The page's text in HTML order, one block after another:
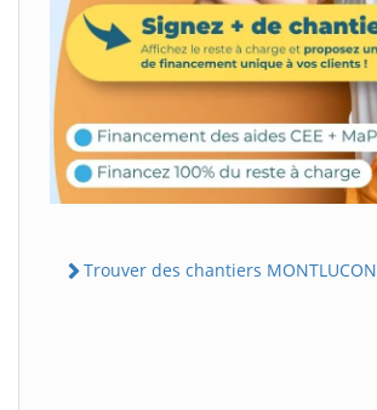
Trouver des chantiers MONTLUCON